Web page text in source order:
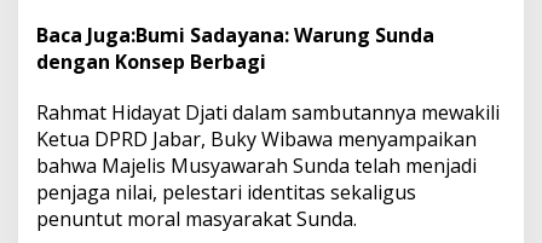
a
i
i
a
r
P
e
Baca Juga:Bumi Sadayana: Warung Sunda
dengan Konsep Berbagi
Rahmat Hidayat Djati dalam sambutannya mewakili
Ketua DPRD Jabar, Buky Wibawa menyampaikan
bahwa Majelis Musyawarah Sunda telah menjadi
penjaga nilai, pelestari identitas sekaligus
penuntut moral masyarakat Sunda.